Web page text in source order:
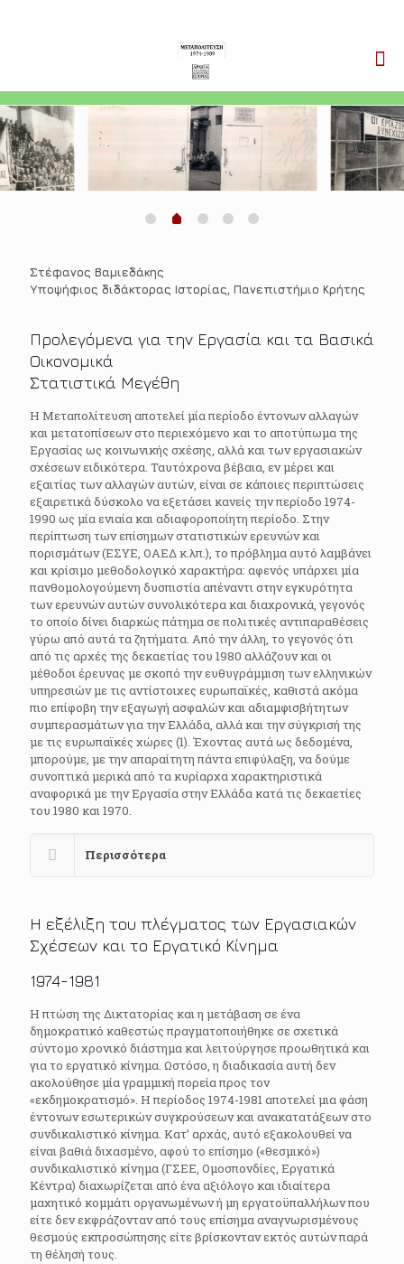
Στέφανος Βαμιεδάκης
Yποψήφιος διδάκτορας Ιστορίας, Πανεπιστήμιο Κρήτης
Προλεγόμενα για την Εργασία και τα Βασικά
Οικονομικά
Στατιστικά Μεγέθη
Η Μεταπολίτευση αποτελεί μία περίοδο έντονων αλλαγών
και μετατοπίσεων στο περιεχόμενο και το αποτύπωμα της
Εργασίας ως κοινωνικής σχέσης, αλλά και των εργασιακών
σχέσεων ειδικότερα. Ταυτόχρονα βέβαια, εν μέρει και
εξαιτίας των αλλαγών αυτών, είναι σε κάποιες περιπτώσεις
εξαιρετικά δύσκολο να εξετάσει κανείς την περίοδο 1974-
1990 ως μία ενιαία και αδιαφοροποίητη περίοδο. Στην
περίπτωση των επίσημων στατιστικών ερευνών και
πορισμάτων (ΕΣΥΕ, ΟΑΕΔ κ.λπ.), το πρόβλημα αυτό λαμβάνει
και κρίσιμο μεθοδολογικό χαρακτήρα: αφενός υπάρχει μία
πανθομολογούμενη δυσπιστία απέναντι στην εγκυρότητα
των ερευνών αυτών συνολικότερα και διαχρονικά, γεγονός
το οποίο δίνει διαρκώς πάτημα σε πολιτικές αντιπαραθέσεις
γύρω από αυτά τα ζητήματα. Από την άλλη, το γεγονός ότι
από τις αρχές της δεκαετίας του 1980 αλλάζουν και οι
μέθοδοι έρευνας με σκοπό την ευθυγράμμιση των ελληνικών
υπηρεσιών με τις αντίστοιχες ευρωπαϊκές, καθιστά ακόμα
πιο επίφοβη την εξαγωγή ασφαλών και αδιαμφισβήτητων
συμπερασμάτων για την Ελλάδα, αλλά και την σύγκρισή της
με τις ευρωπαϊκές χώρες (1). Έχοντας αυτά ως δεδομένα,
μπορούμε, με την απαραίτητη πάντα επιφύλαξη, να δούμε
συνοπτικά μερικά από τα κυρίαρχα χαρακτηριστικά
αναφορικά με την Εργασία στην Ελλάδα κατά τις δεκαετίες
του 1980 και 1970.
Περισσότερα
Η εξέλιξη του πλέγματος των Εργασιακών
Σχέσεων και το Εργατικό Κίνημα
1974-1981
Η πτώση της Δικτατορίας και η μετάβαση σε ένα
δημοκρατικό καθεστώς πραγματοποιήθηκε σε σχετικά
σύντομο χρονικό διάστημα και λειτούργησε προωθητικά και
για το εργατικό κίνημα. Ωστόσο, η διαδικασία αυτή δεν
ακολούθησε μία γραμμική πορεία προς τον
«εκδημοκρατισμό». Η περίοδος 1974-1981 αποτελεί μια φάση
έντονων εσωτερικών συγκρούσεων και ανακατατάξεων στο
συνδικαλιστικό κίνημα. Κατ’ αρχάς, αυτό εξακολουθεί να
είναι βαθιά διχασμένο, αφού το επίσημο («θεσμικό»)
συνδικαλιστικό κίνημα (ΓΣΕΕ, Ομοσπονδίες, Εργατικά
Κέντρα) διαχωρίζεται από ένα αξιόλογο και ιδιαίτερα
μαχητικό κομμάτι οργανωμένων ή μη εργατοϋπαλλήλων που
είτε δεν εκφράζονταν από τους επίσημα αναγνωρισμένους
θεσμούς εκπροσώπησης είτε βρίσκονταν εκτός αυτών παρά
τη θέλησή τους.